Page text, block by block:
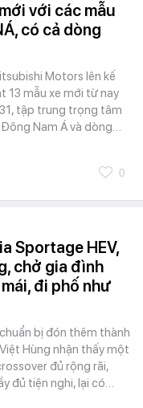
với các mẫu
có cả dòng
Motors lên kế
13 mẫu xe mới từ nay
tập trung trọng tâm
Nam Á và dòng…
0
Sportage HEV,
chở gia đình
đi phố như
bị đón thêm thành
Hùng nhận thấy một
đủ rộng rãi,
đủ tiện nghi, lại có…